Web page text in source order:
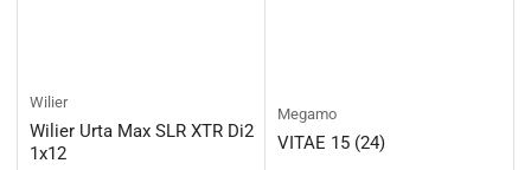
Wilier
Wilier Urta Max SLR XTR Di2
1x12
Megamo
VITAE 15 (24)